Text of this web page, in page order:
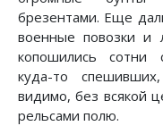
брезентами. Еще
военные повозки
копошились сотни
куда-то
видимо, без всякой
рельсами полю.